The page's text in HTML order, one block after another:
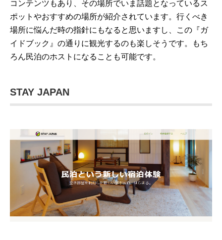
コンテンツもあり、その場所でいま話題となっているス
ポットやおすすめの場所が紹介されています。行くべき
場所に悩んだ時の指針にもなると思いますし、この『ガ
イドブック』の通りに観光するのも楽しそうです。もち
ろん民泊のホストになることも可能です。
STAY JAPAN